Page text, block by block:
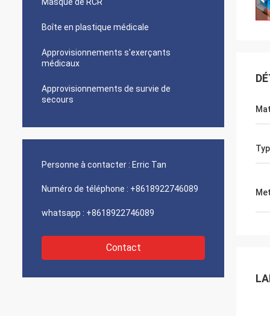
Boîte en plastique médicale
Approvisionnements s'exerçants
médicaux
Approvisionnements de survie de
secours
Personne à contacter : Erric Tan
Numéro de téléphone : +8618922746089
whatsapp : +8618922746089
Contact